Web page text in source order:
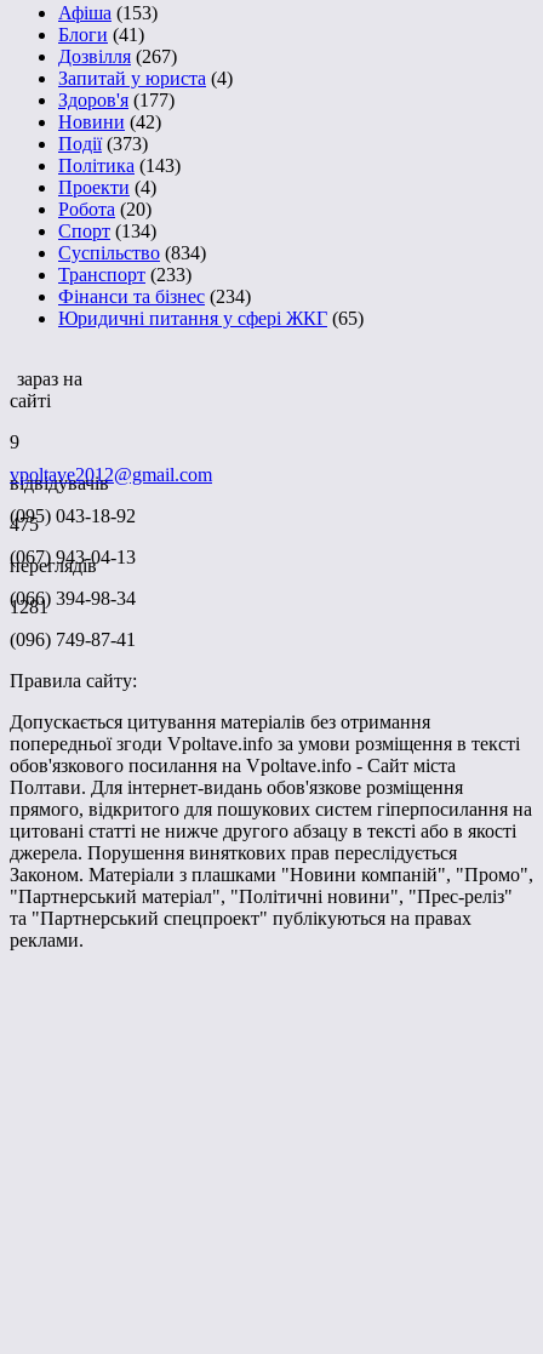
Афіша (153)
Блоги (41)
Дозвілля (267)
Запитай у юриста (4)
Здоров'я (177)
Новини (42)
Події(373)
Політика (143)
Проекти (4)
Робота (20)
Спорт (134)
Суспільство (834)
Транспорт (233)
Фінанси та бізнес (234)
Юридичні питання у сфері ЖКГ (65)
зараз на
сайті
9
відвідувачів
475
переглядів
1281
vpoltave2012@gmail.com
(095) 043-18-92
(067) 943-04-13
(066) 394-98-34
(096) 749-87-41
Правила сайту:
Допускається цитування матеріалів без отримання
попередньої згоди Vpoltave.info за умови розміщення в тексті
обов'язкового посилання на Vpoltave.info - Сайт міста
Полтави. Для інтернет-видань обов'язкове розміщення
прямого, відкритого для пошукових систем гіперпосилання на
цитовані статті не нижче другого абзацу в тексті або в якості
джерела. Порушення виняткових прав переслідується
Законом. Матеріали з плашками "Новини компаній", "Промо",
"Партнерський матеріал", "Політичні новини", "Прес-реліз"
та "Партнерський спецпроект" публікуються на правах
реклами.